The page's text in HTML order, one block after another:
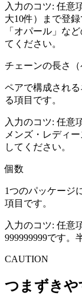
入力のコツ: 任意
大10件）まで登
「オパール」な
てください。
チェーンの長さ（
ペアで構成され
る項目です。
入力のコツ: 任意
メンズ・レディ
してください。
個数
1つのパッケージ
項目です。
入力のコツ: 任意
999999999です。
CAUTION
つまずきや